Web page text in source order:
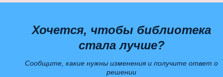
Хочется, чтобы библиотека
стала лучше?
Сообщите, какие нужны изменения и получите ответ о
решении